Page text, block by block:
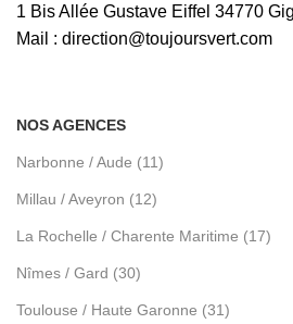
1 Bis Allée Gustave Eiffel 34770
Mail : direction@toujoursvert.com
NOS AGENCES
Narbonne / Aude (11)
Millau / Aveyron (12)
La Rochelle / Charente Maritime (17)
Nîmes / Gard (30)
Toulouse / Haute Garonne (31)